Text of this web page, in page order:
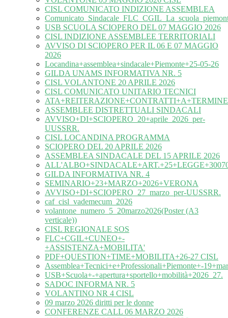
CISL COMUNICATO INDIZIONE ASSEMBLEA
USB SCUOLA SCIOPERO DEL 07 MAGGIO 2026
CISL INDIZIONE ASSEMBLEE TERRITORIALI
AVVISO DI SCIOPERO PER IL 06 E 07 MAGGIO
2026
Locandina+assemblea+sindacale+Piemonte+25-05-26
GILDA UNAMS INFORMATIVA NR. 5
CISL VOLANTONE 20 APRILE 2026
CISL COMUNICATO UNITARIO TECNICI
ATA+REITERAZIONE+CONTRATTI+A+TERMINE
ASSEMBLEE DISTRETTUALI SINDACALI
AVVISO+DI+SCIOPERO_20+aprile_2026_per-
UUSSRR.
CISL LOCANDINA PROGRAMMA
SCIOPERO DEL 20 APRILE 2026
ASSEMBLEA SINDACALE DEL 15 APRILE 2026
GILDA INFORMATIVA NR. 4
SEMINARIO+23+MARZO+2026+VERONA
AVVISO+DI+SCIOPERO_27_marzo_per-UUSSRR.
caf_cisl_vademecum_2026
volantone_numero_5_20marzo2026(Poster (A3
verticale))
CISL REGIONALE SOS
FLC+CGIL+CUNEO+-
+ASSISTENZA+MOBILITA'
PDF+QUESTION+TIME+MOBILITA+26-27 CISL
Assemblea+Tecnici+e+Professionali+Piemonte+-
USB+Scuola+-+apertura+sportello+mobilità+2026_27.
SADOC INFORMA NR. 5
VOLANTINO NR 4 CISL
09 marzo 2026 diritti per le donne
CONFERENZE CALL 06 MARZO 2026